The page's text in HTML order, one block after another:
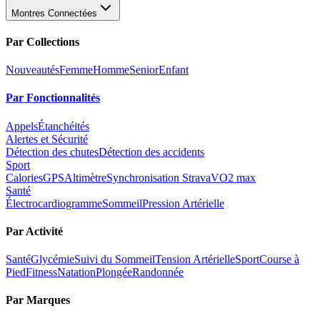
Montres Connectées
Par Collections
NouveautésFemmeHommeSeniorEnfant
Par Fonctionnalités
AppelsÉtanchéités
Alertes et Sécurité
Détection des chutesDétection des accidents
Sport
CaloriesGPSAltimètreSynchronisation StravaVO2 max
Santé
ÉlectrocardiogrammeSommeilPression Artérielle
Par Activité
SantéGlycémieSuivi du SommeilTension ArtérielleSportCourse à
PiedFitnessNatationPlongéeRandonnée
Par Marques